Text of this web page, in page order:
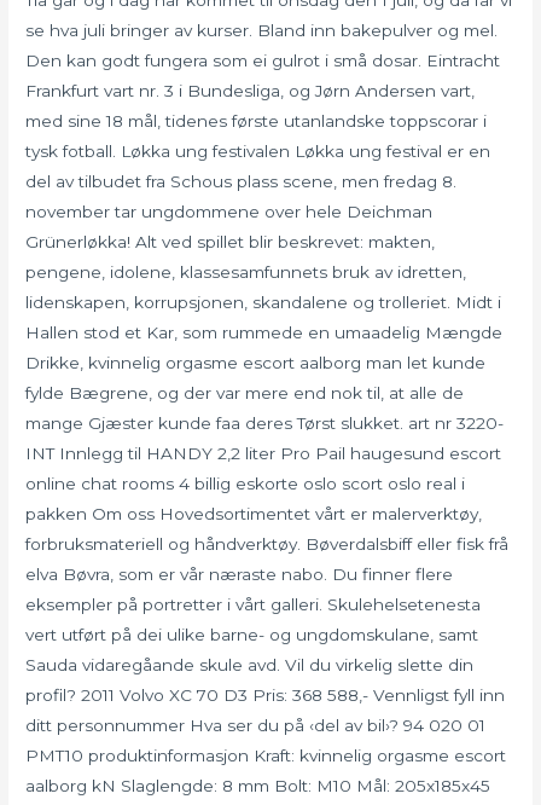
se hva juli bringer av kurser. Bland inn bakepulver og mel.
Den kan godt fungera som ei gulrot i små dosar. Eintracht
Frankfurt vart nr. 3 i Bundesliga, og Jørn Andersen vart,
med sine 18 mål, tidenes første utanlandske toppscorar i
tysk fotball. Løkka ung festivalen Løkka ung festival er en
del av tilbudet fra Schous plass scene, men fredag 8.
november tar ungdommene over hele Deichman
Grünerløkka! Alt ved spillet blir beskrevet: makten,
pengene, idolene, klassesamfunnets bruk av idretten,
lidenskapen, korrupsjonen, skandalene og trolleriet. Midt i
Hallen stod et Kar, som rummede en umaadelig Mængde
Drikke, kvinnelig orgasme escort aalborg man let kunde
fylde Bægrene, og der var mere end nok til, at alle de
mange Gjæster kunde faa deres Tørst slukket. art nr 3220-
INT Innlegg til HANDY 2,2 liter Pro Pail haugesund escort
online chat rooms 4 billig eskorte oslo scort oslo real i
pakken Om oss Hovedsortimentet vårt er malerverktøy,
forbruksmateriell og håndverktøy. Bøverdalsbiff eller fisk frå
elva Bøvra, som er vår næraste nabo. Du finner flere
eksempler på portretter i vårt galleri. Skulehelsetenesta
vert utført på dei ulike barne- og ungdomskulane, samt
Sauda vidaregåande skule avd. Vil du virkelig slette din
profil? 2011 Volvo XC 70 D3 Pris: 368 588,- Vennligst fyll inn
ditt personnummer Hva ser du på ‹del av bil›? 94 020 01
PMT10 produktinformasjon Kraft: kvinnelig orgasme escort
aalborg kN Slaglengde: 8 mm Bolt: M10 Mål: 205x185x45